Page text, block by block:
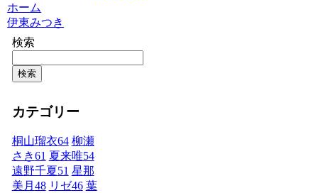
ホーム
伊東みつき
検索
検索
カテゴリー
桐山瑠衣64 柳瀬
さき61 夏来唯54
遠野千夏 51 星那
美月 48 リゼ46 葉